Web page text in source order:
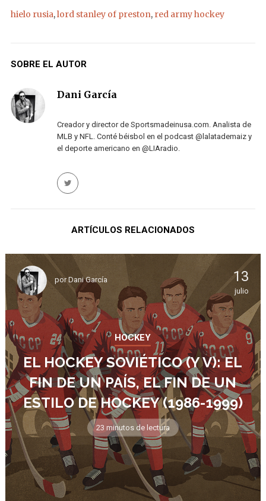
hielo rusia,lord stanley of preston, red army hockey
SOBRE EL AUTOR
Dani García
Creador y director de Sportsmadeinusa.com. Analista de
MLB y NFL. Conté béisbol en el podcast @lalatademaiz y
el deporte americano en @LIAradio.
ARTÍCULOS RELACIONADOS
porDani García 13
julio
HOCKEY
EL HOCKEY SOVIÉTICO (Y V): EL
FIN DE UN PAÍS, EL FIN DE UN
ESTILO DE HOCKEY (1986-1999)
23 minutos de lectura